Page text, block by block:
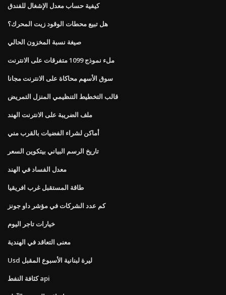
كيفية حساب معدل الإشغال للفندق
هل تبيع محطات الوقود زيت المحرك؟
صيغة نسبة المخزون الحالي
ملء نموذج 1099 متفرقات على الانترنت
سوق الأسهم محاكاة على الانترنت مجانا
قالب التخطيط التنظيمي المنزل التمريض
ملف الضريبة على الانترنت الهند
أماكن لشراء الفضيات بالقرب مني
تاريخ الرسم البياني بيتكوين السعر
معدل الفساد في الهند
طاقة المستقبل غرب افريقيا
كم عدد الشركات في مؤشر داو جونز
خيارات تاجر اليوم
معنى التعاقد في الهندية
Usd ليرة لبنانية الأسبوع المقبل
كثافة النفط api